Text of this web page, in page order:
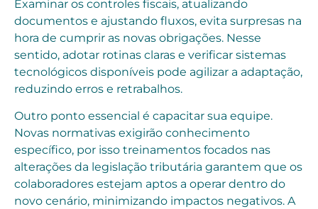
Examinar os controles fiscais, atualizando
documentos e ajustando fluxos, evita surpresas na
hora de cumprir as novas obrigações. Nesse
sentido, adotar rotinas claras e verificar sistemas
tecnológicos disponíveis pode agilizar a adaptação,
reduzindo erros e retrabalhos.
Outro ponto essencial é capacitar sua equipe.
Novas normativas exigirão conhecimento
específico, por isso treinamentos focados nas
alterações da legislação tributária garantem que os
colaboradores estejam aptos a operar dentro do
novo cenário, minimizando impactos negativos. A